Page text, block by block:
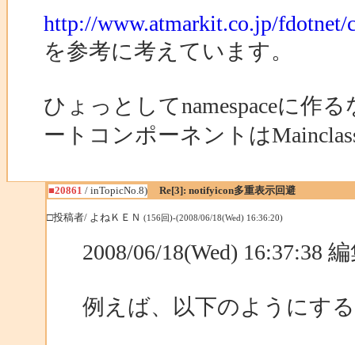
http://www.atmarkit.co.jp/fdotnet/
を参考に考えています。
ひょっとしてnamespaceに作
ートコンポーネントは
■20861 / inTopicNo.8) Re[3]: notifyicon多重表示回避
□投稿者/ よねＫＥＮ (156回)-(2008/06/18(Wed) 16:36:20)
2008/06/18(Wed) 16:37:38
例えば、以下のようにす